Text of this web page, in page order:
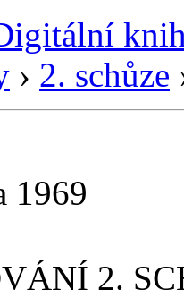
› 2. schůze
1969
2.